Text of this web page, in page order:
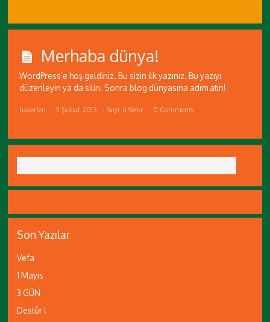
Merhaba dünya!
WordPress’e hoş geldiniz. Bu sizin ilk yazınız. Bu yazıyı
düzenleyin ya da silin. Sonra blog dünyasına adım atın!
hazerfen | 11 Şubat 2013 | Seyr-ü Sefer | 0 Comments
Son Yazılar
Vefa
1 Mayıs
3 GÜN
Destûr !